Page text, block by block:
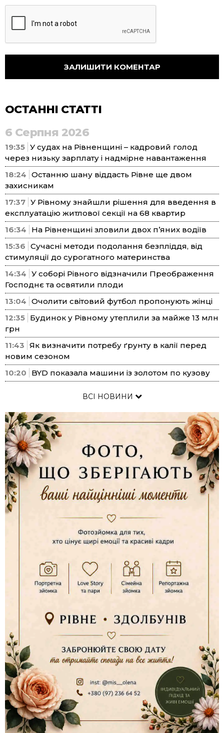
ОСТАННІ СТАТТІ
6 Серпня 2026
19:35 У судах на Рівненщині – кадровий голод
через низьку зарплату і надмірне навантаження
18:24 Останню шану віддасть Рівне ще двом
захисникам
17:37 У Рівному знайшли рішення для введення в
експлуатацію житлової секції на 68 квартир
16:34
На Рівненщині зловили двох п’яних водіїв
15:36 Сучасні методи подолання безпліддя, від
стимуляції до сурогатного материнства
14:34 У соборі Рівного відзначили Преображення
Господнє та освятили плоди
13:04 Очолити світовий футбол пропонують жінці
12:35 Будинок у Рівному утеплили за майже 13 млн
грн
11:43 Як визначити потребу ґрунту в калії перед
новим сезоном
10:20
BYD показала машини із золотом по кузову
ВСІ НОВИНИ